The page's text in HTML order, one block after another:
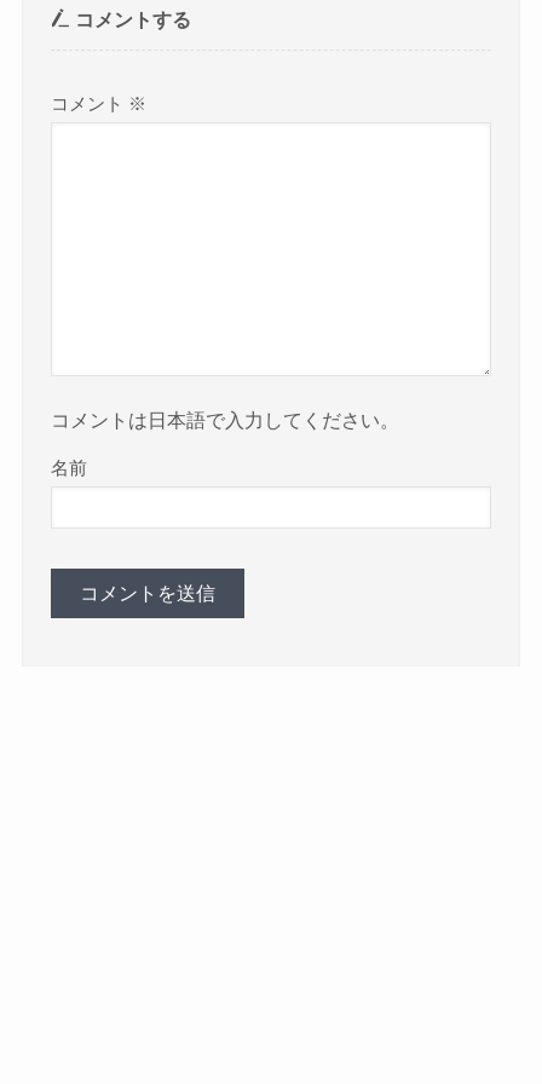
コメントする
コメント ※
コメントは日本語で入力してください。
名前